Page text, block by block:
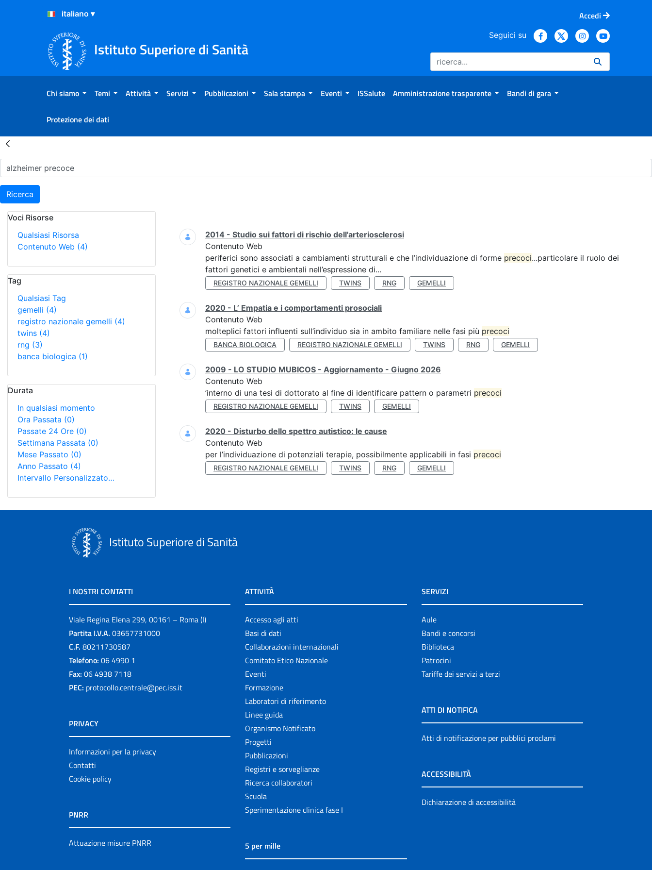
Salta al Contenuto
Salta al Footer
Accedi
Istituto Superiore di Sanità
Seguici su
Chi siamo Temi Attività Servizi Pubblicazioni Sala stampa Eventi ISSalute Amministrazione trasparente Bandi di gara
Protezione dei dati
Risultati della Ricerca - Home
Ricerca
Voci Risorse
Qualsiasi Risorsa
Contenuto Web (4)
Tag
Qualsiasi Tag
gemelli (4)
registro nazionale gemelli (4)
twins (4)
rng (3)
banca biologica (1)
Durata
In qualsiasi momento
Ora Passata (0)
Passate 24 Ore (0)
Settimana Passata (0)
Mese Passato (0)
Anno Passato (4)
Intervallo Personalizzato…
Ricerca
2014 - Studio sui fattori di rischio dell'arteriosclerosi
Contenuto Web
periferici sono associati a cambiamenti strutturali e che l’individuazione di forme precoci...particolare il ruolo dei
fattori genetici e ambientali nell’espressione di...
REGISTRO NAZIONALE GEMELLI TWINS RNG GEMELLI
2020 - L’ Empatia e i comportamenti prosociali
Contenuto Web
molteplici fattori influenti sull’individuo sia in ambito familiare nelle fasi più precoci
BANCA BIOLOGICA REGISTRO NAZIONALE GEMELLI TWINS RNG GEMELLI
2009 - LO STUDIO MUBICOS - Aggiornamento - Giugno 2026
Contenuto Web
’interno di una tesi di dottorato al fine di identificare pattern o parametri precoci
REGISTRO NAZIONALE GEMELLI TWINS GEMELLI
2020 - Disturbo dello spettro autistico: le cause
Contenuto Web
per l’individuazione di potenziali terapie, possibilmente applicabili in fasi precoci
REGISTRO NAZIONALE GEMELLI TWINS RNG GEMELLI
Istituto Superiore di Sanità
I NOSTRI CONTATTI
Viale Regina Elena 299, 00161 – Roma (I)
Partita I.V.A. 03657731000
C.F. 80211730587
Telefono: 06 4990 1
Fax: 06 4938 7118
PEC: protocollo.centrale@pec.iss.it
PRIVACY
Informazioni per la privacy
Contatti
Cookie policy
PNRR
Attuazione misure PNRR
ATTIVITÀ
Accesso agli atti
Basi di dati
Collaborazioni internazionali
Comitato Etico Nazionale
Eventi
Formazione
Laboratori di riferimento
Linee guida
Organismo Notificato
Progetti
Pubblicazioni
Registri e sorveglianze
Ricerca collaboratori
Scuola
Sperimentazione clinica fase I
5 per mille
SERVIZI
Aule
Bandi e concorsi
Biblioteca
Patrocini
Tariffe dei servizi a terzi
ATTI DI NOTIFICA
Atti di notificazione per pubblici proclami
ACCESSIBILITÀ
Dichiarazione di accessibilità